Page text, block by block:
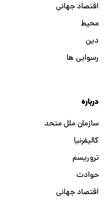
اقتصاد جهانی
محیط
دین
رسوایی ها
درباره
سازمان ملل متحد
کالیفرنیا
تروریسم
حوادث
اقتصاد جهانی